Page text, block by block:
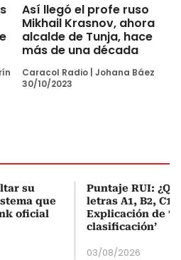
Así llegó el profe ruso
Mikhail Krasnov, ahora
alcalde de Tunja, hace
más de una década
Caracol Radio Johana Báez
30/10/2023
su
que
oficial
Puntaje RUI:
letras A1, B2, C1
Explicación de
clasificación’
03/08/2026